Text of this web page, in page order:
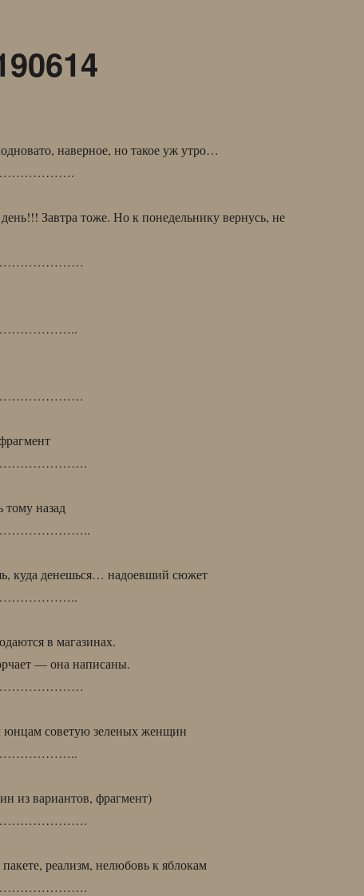
наверное, но такое уж утро…
Завтра тоже. Но к понедельнику вернусь, не
тому назад
куда денешься… надоевший сюжет
в магазинах.
— она написаны.
советую зеленых женщин
из вариантов, фрагмент)
реализм, нелюбовь к яблокам